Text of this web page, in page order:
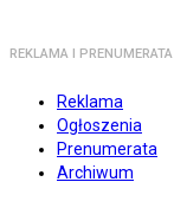
REKLAMA I PRENUMERATA
Reklama
Ogłoszenia
Prenumerata
Archiwum